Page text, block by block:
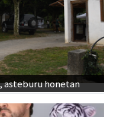
asteburu honetan